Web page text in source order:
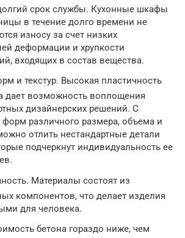
срок службы. Кухонные шкафы
в течение долго времени не
износу за счет низких
деформации и хрупкости
входящих в состав вещества.
и текстур. Высокая пластичность
дает возможность воплощения
дизайнерских решений. С
различного размера, объема и
отлить нестандартные детали
подчеркнут индивидуальность ее
Материалы состоят из
компонентов, что делает изделия
для человека.
бетона гораздо ниже, чем